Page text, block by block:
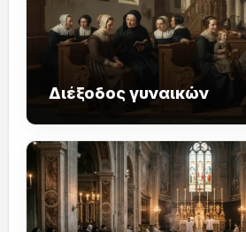
Διέξοδος γυναικών